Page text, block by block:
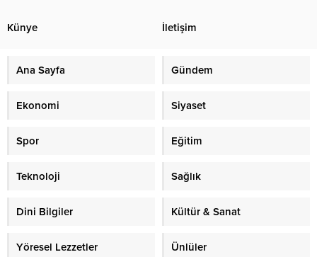
Künye İletişim
Ana Sayfa Gündem
Ekonomi Siyaset
Spor Eğitim
Teknoloji Sağlık
Dini Bilgiler Kültür & Sanat
Yöresel Lezzetler Ünlüler